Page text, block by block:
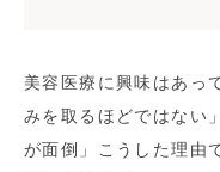
美容医療に興味はあっ
みを取るほどではない
が面倒」こうした理由